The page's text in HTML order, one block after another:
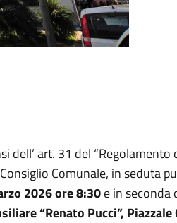
dell’ art. 31 del
Comunale, in seduta
2026 ore 8:30e in seconda
“Renato Pucci”,